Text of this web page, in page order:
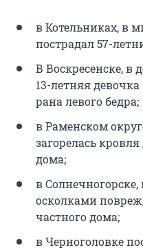
в Котельниках, в
пострадал 57-
В Воскресенске, в
13-летняя
рана левого бедра;
в Раменском
загорелась
дома;
в
осколками
частного дома;
в Черноголовке